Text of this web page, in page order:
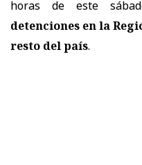
horas de este
detenciones en la
resto del país.